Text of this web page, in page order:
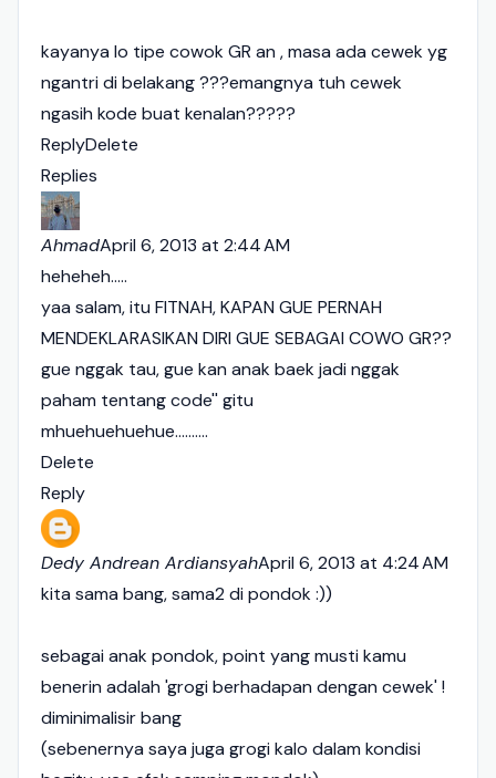
kayanya lo tipe cowok GR an , masa ada cewek yg
ngantri di belakang ???emangnya tuh cewek
ngasih kode buat kenalan?????
ReplyDelete
Replies
AhmadApril 6, 2013 at 2:44 AM
heheheh.....
yaa salam, itu FITNAH, KAPAN GUE PERNAH
MENDEKLARASIKAN DIRI GUE SEBAGAI COWO GR??
gue nggak tau, gue kan anak baek jadi nggak
paham tentang code'' gitu
mhuehuehuehue..........
Delete
Reply
Dedy Andrean ArdiansyahApril 6, 2013 at 4:24 AM
kita sama bang, sama2 di pondok :))
sebagai anak pondok, point yang musti kamu
benerin adalah 'grogi berhadapan dengan cewek' !
diminimalisir bang
(sebenernya saya juga grogi kalo dalam kondisi